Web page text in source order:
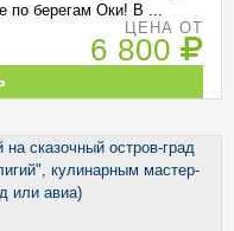
по берегам Оки! В ...
ЦЕНА ОТ
6 800